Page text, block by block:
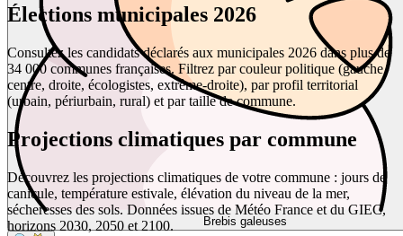
Brebis galeuses
Élections municipales 2026
Consultez les candidats déclarés aux municipales 2026 dans plus de
34 000 communes françaises. Filtrez par couleur politique (gauche,
centre, droite, écologistes, extrême-droite), par profil territorial
(urbain, périurbain, rural) et par taille de commune.
Projections climatiques par commune
Découvrez les projections climatiques de votre commune : jours de
canicule, température estivale, élévation du niveau de la mer,
sécheresses des sols. Données issues de Météo France et du GIEC,
horizons 2030, 2050 et 2100.